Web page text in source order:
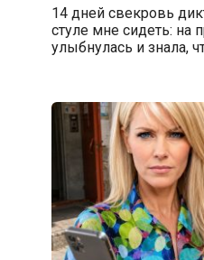
14 дней свекровь
стуле мне сидеть: на
улыбнулась и знала,